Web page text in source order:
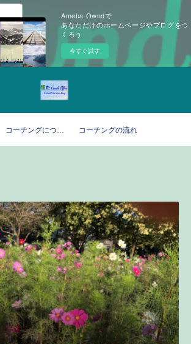
Ameba Owndで
あなただけのホームページやブログをつ
くろう
今すぐ試す
コーチングについて コーチングの流れ